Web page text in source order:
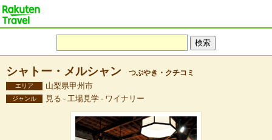
シャトー・メルシャン つぶやき・クチコミ
エリア 山梨県甲州市
ジャンル 見る - 工場見学 - ワイナリー